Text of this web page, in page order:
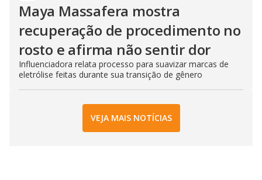
Maya Massafera mostra
recuperação de procedimento no
rosto e afirma não sentir dor
Influenciadora relata processo para suavizar marcas de
eletrólise feitas durante sua transição de gênero
VEJA MAIS NOTÍCIAS